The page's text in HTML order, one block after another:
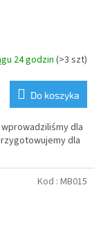
24 godzin (>3 szt)
Do koszyka
dla
dla
Kod : MB015